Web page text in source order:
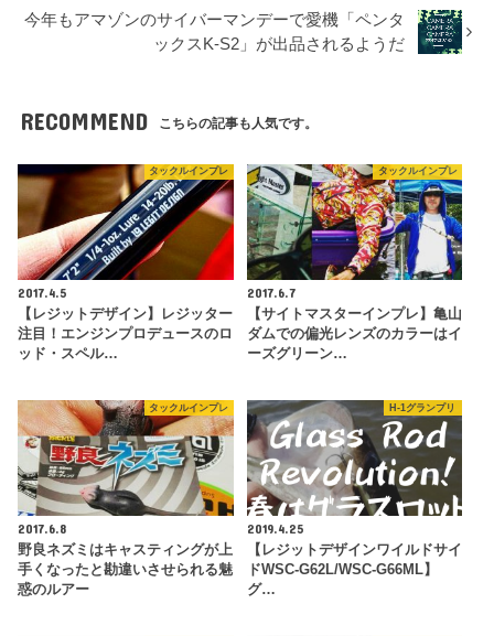
今年もアマゾンのサイバーマンデーで愛機「ペンタ
ックスK-S2」が出品されるようだ
RECOMMEND こちらの記事も人気です。
タックルインプレ
2017.4.5
【レジットデザイン】レジッター
注目！エンジンプロデュースのロ
ッド・スペル…
タックルインプレ
2017.6.7
【サイトマスターインプレ】亀山
ダムでの偏光レンズのカラーはイ
ーズグリーン…
タックルインプレ
2017.6.8
野良ネズミはキャスティングが上
手くなったと勘違いさせられる魅
惑のルアー
H-1グランプリ
2019.4.25
【レジットデザインワイルドサイ
ドWSC-G62L/WSC-G66ML】
グ…